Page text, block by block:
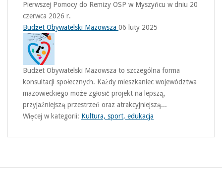
Pierwszej Pomocy do Remizy OSP w Myszyńcu w dniu 20
czerwca 2026 r.
Budżet Obywatelski Mazowsza 06 luty 2025
Budżet Obywatelski Mazowsza to szczególna forma
konsultacji społecznych. Każdy mieszkaniec województwa
mazowieckiego może zgłosić projekt na lepszą,
przyjaźniejszą przestrzeń oraz atrakcyjniejszą...
Więcej w kategorii: Kultura, sport, edukacja